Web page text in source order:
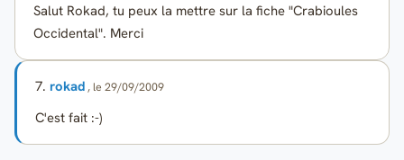
Salut Rokad, tu peux la mettre sur la fiche "Crabioules
Occidental". Merci
7. rokad , le 29/09/2009
C'est fait :-)